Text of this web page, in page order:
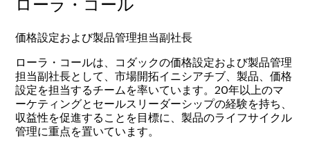
価格設定および製品管理担当副社長
ローラ・コールは、コダックの価格設定および製品管理
担当副社長として、市場開拓イニシアチブ、製品、価格
設定を担当するチームを率いています。20年以上のマ
ーケティングとセールスリーダーシップの経験を持ち、
収益性を促進することを目標に、製品のライフサイクル
管理に重点を置いています。